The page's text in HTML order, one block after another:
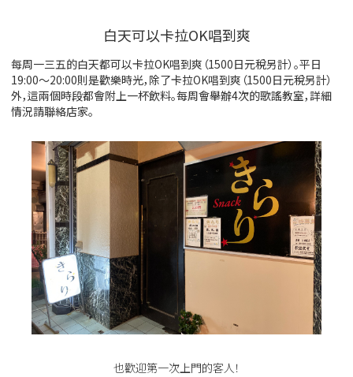
白天可以卡拉OK唱到爽
每周一三五的白天都可以卡拉OK唱到爽（1500日元稅另計）。平日
19:00～20:00則是歡樂時光，除了卡拉OK唱到爽（1500日元稅另計）
外，這兩個時段都會附上一杯飲料。每周會舉辦4次的歌謠教室，詳細
情況請聯絡店家。
也歡迎第一次上門的客人！